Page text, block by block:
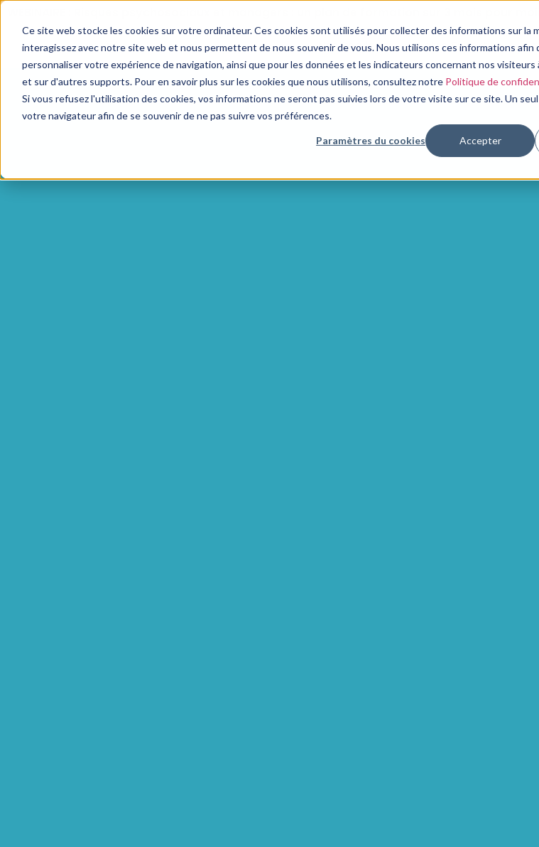
Ce site web stocke les cookies sur votre ordinateur. Ces cookies sont utilisés pour collecter des informations sur la
interagissez avec notre site web et nous permettent de nous souvenir de vous. Nous utilisons ces informations afin
personnaliser votre expérience de navigation, ainsi que pour les données et les indicateurs concernant nos visiteurs
et sur d'autres supports. Pour en savoir plus sur les cookies que nous utilisons, consultez notre Politique de
Si vous refusez l'utilisation des cookies, vos informations ne seront pas suivies lors de votre visite sur ce site. Un
votre navigateur afin de se souvenir de ne pas suivre vos préférences.
Paramètres du cookies Accepter
WEBINAIRE : Risques psychosociaux et managers : un plan de formation sur 3 mois pour
Nos Services Notre Expertise